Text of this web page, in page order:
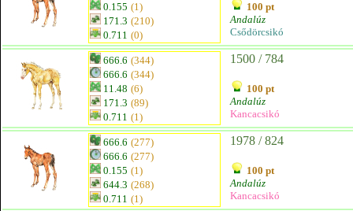
0.155 (1)
171.3 (210)
0.711 (0)
100 pt
Andalúz
Csődörcsikó
666.6 (344)
666.6 (344)
11.48 (6)
171.3 (89)
0.711 (1)
1500 / 784
100 pt
Andalúz
Kancacsikó
666.6 (277)
666.6 (277)
0.155 (1)
644.3 (268)
0.711 (1)
1978 / 824
100 pt
Andalúz
Kancacsikó